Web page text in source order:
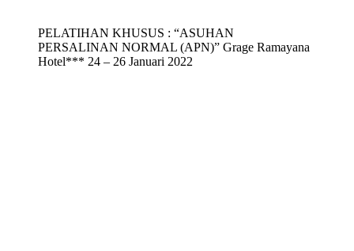
PELATIHAN KHUSUS : “ASUHAN
PERSALINAN NORMAL (APN)” Grage Ramayana
Hotel*** 24 – 26 Januari 2022